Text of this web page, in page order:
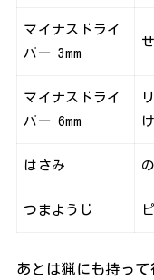
マイナスドライ
バー 3mm
マイナスドライ
バー 6mm
はさみ
つまようじ
あとは猟にも持っ